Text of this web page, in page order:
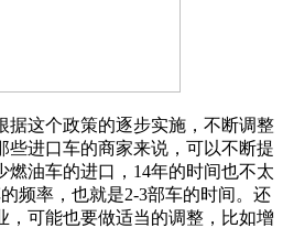
据这个政策的逐步实施，不断调整
些进口车的商家来说，可以不断提
燃油车的进口，14年的时间也不太
频率，也就是2-3部车的时间。还
，可能也要做适当的调整，比如增